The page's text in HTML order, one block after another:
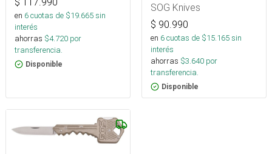
$ 117.990
en 6cuotas de $19.665sin
interés
ahorras $4.720 por
transferencia.
Disponible
SOG Knives
$ 90.990
en 6cuotas de $15.165sin
interés
ahorras $3.640 por
transferencia.
Disponible